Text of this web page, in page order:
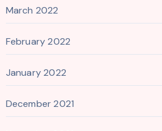
March 2022
February 2022
January 2022
December 2021